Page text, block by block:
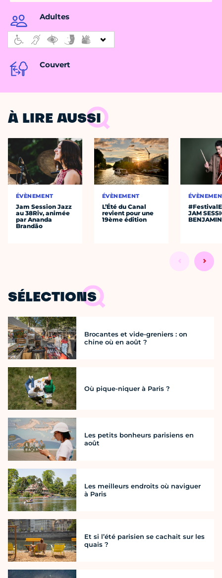
Adultes
Couvert
À LIRE AUSSI
ÉVÈNEMENT
Jam Session Jazz
au 38Riv, animée
par Ananda
Brandão
ÉVÈNEMENT
L’Été du Canal
revient pour une
19ème édition
JAM
SÉLECTIONS
Brocantes et vide-greniers : on
chine où en août ?
Où pique-niquer à Paris ?
Les petits bonheurs parisiens en
août
Les meilleurs endroits où naviguer
à Paris
Et si l’été parisien se cachait sur les
quais ?